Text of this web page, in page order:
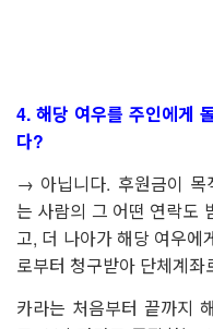
4. 해당 여우를 주인에게
다?
→ 아닙니다. 후원금이
는 사람의 그 어떤 연락도
고, 더 나아가 해당 여우에
로부터 청구받아 단체계
카라는 처음부터 끝까지